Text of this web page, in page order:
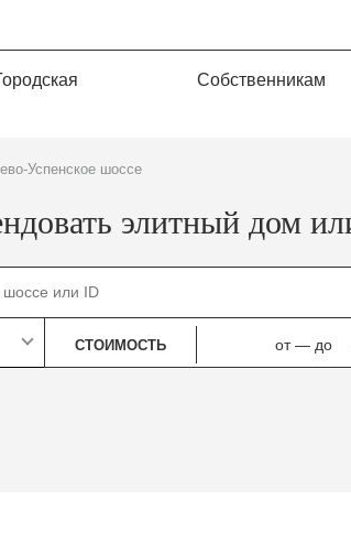
Собственникам
Успенское шоссе
элитный дом
СТОИМОСТЬ от—до